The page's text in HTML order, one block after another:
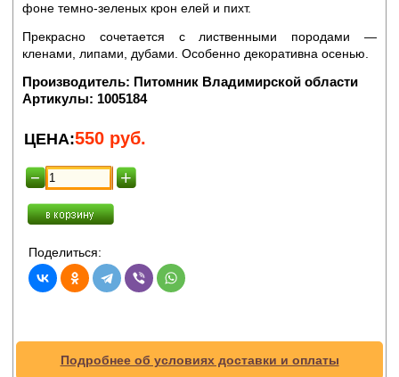
фоне темно-зеленых крон елей и пихт.
Прекрасно сочетается с лиственными породами —
кленами, липами, дубами. Особенно декоративна осенью.
Производитель: Питомник Владимирской области
Артикулы: 1005184
ЦЕНА:550 руб.
Поделиться:
Подробнее об условиях доставки и оплаты